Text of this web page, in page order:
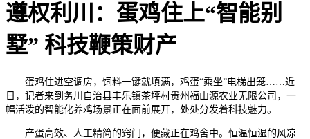
遵权利川：蛋鸡住上“智能别
墅” 科技鞭策财产
蛋鸡住进空调房，饲料一键就填满，鸡蛋“乘坐”电梯出笼……近
日，记者来到务川自治县丰乐镇茶坪村贵州福山源农业无限公司，一
幅活泼的智能化养鸡场景正在面前展开，处处分发着科技魅力。
产蛋高效、人工精简的窍门，便藏正在鸡舍中。恒温恒湿的风凉